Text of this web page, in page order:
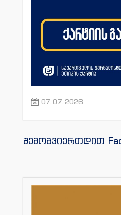
07.07.2026
შემოგვიერთდით